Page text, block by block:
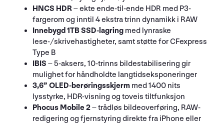
HNCS HDR– ekte ende-til-ende HDR med P3-
fargerom og inntil 4 ekstra trinn dynamikk i RAW
Innebygd 1TB SSD-lagring med lynraske
lese-/skrivehastigheter, samt støtte for CFexpress
Type B
IBIS – 5-aksers, 10-trinns bildestabilisering gir
mulighet for håndholdte langtidseksponeringer
3,6” OLED-berøringsskjerm med 1400 nits
lysstyrke, HDR-visning og toveis tiltfunksjon
Phocus Mobile 2– trådløs bildeoverføring, RAW-
redigering og fjernstyring direkte fra iPhone eller